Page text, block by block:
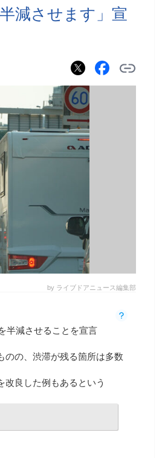
減させます」宣
by ライブドアニュース編集部
半減させることを宣言
のの、渋滞が残る箇所は多数
改良した例もあるという